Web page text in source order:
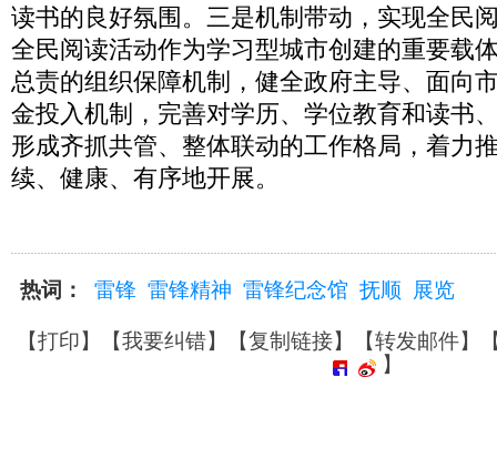
读书的良好氛围。三是机制带动，实现全民
全民阅读活动作为学习型城市创建的重要载
总责的组织保障机制，健全政府主导、面向
金投入机制，完善对学历、学位教育和读书
形成齐抓共管、整体联动的工作格局，着力
续、健康、有序地开展。
热词： 雷锋 雷锋精神 雷锋纪念馆 抚顺 展览
【打印】【我要纠错】【复制链接】【转发邮件】
】